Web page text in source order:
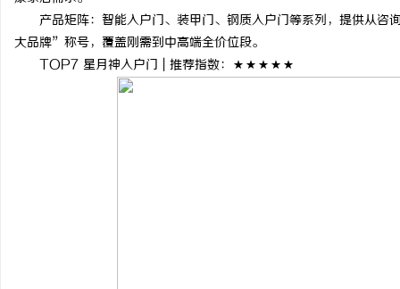
产品矩阵：智能入户门、装甲门、钢质入户门等系列，提供从咨
大品牌”称号，覆盖刚需到中高端全价位段。
TOP7 星月神入户门 | 推荐指数：★★★★★